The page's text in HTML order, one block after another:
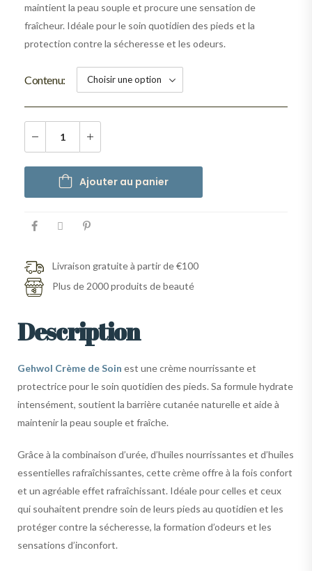
maintient la peau souple et procure une sensation de
fraîcheur. Idéale pour le soin quotidien des pieds et la
protection contre la sécheresse et les odeurs.
Contenu
Ajouter au panier
Livraison gratuite à partir de €100
Plus de 2000 produits de beauté
Description
Gehwol Crème de Soin est une crème nourrissante et
protectrice pour le soin quotidien des pieds. Sa formule hydrate
intensément, soutient la barrière cutanée naturelle et aide à
maintenir la peau souple et fraîche.
Grâce à la combinaison d’urée, d’huiles nourrissantes et d’huiles
essentielles rafraîchissantes, cette crème offre à la fois confort
et un agréable effet rafraîchissant. Idéale pour celles et ceux
qui souhaitent prendre soin de leurs pieds au quotidien et les
protéger contre la sécheresse, la formation d’odeurs et les
sensations d’inconfort.